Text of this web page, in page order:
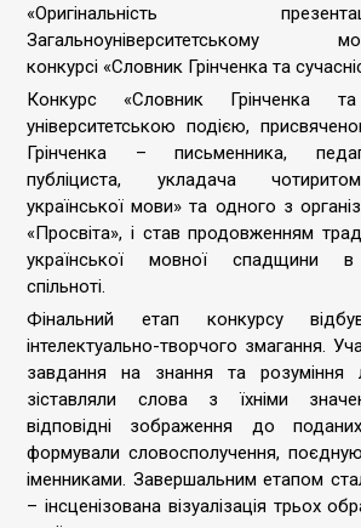
«Оригінальність
Загальноуніверситетському
конкурсі «Словник Грінченка та
Конкурс «Словник Грінченка
університетською подією,
Грінченка – письменника,
публіциста, укладача
української мови» та одного з
«Просвіта», і став продовженням
української мовної спадщини в
спільноті.
Фінальний етап конкурсу
інтелектуально-творчого змагання.
завдання на знання та розуміння
зіставляли слова з їхніми
відповідні зображення до
формували словосполучення,
іменниками. Завершальним етапом
– інсценізована візуалізація трьох